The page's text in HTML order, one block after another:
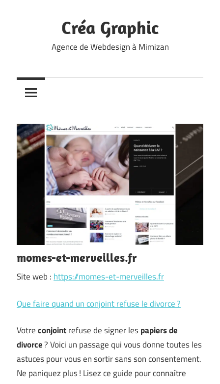
Créa Graphic
Agence de Webdesign à Mimizan
momes-et-merveilles.fr
Site web : https://momes-et-merveilles.fr
Que faire quand un conjoint refuse le divorce ?
Votreconjointrefuse de signer lespapiers de
divorce? Voici un passage qui vous donne toutes les
astuces pour vous en sortir sans son consentement.
Ne paniquez plus ! Lisez ce guide pour connaître